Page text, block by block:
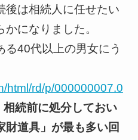
後は相続人に任せたい
になりました。
る40代以上の男女にう
html/rd/p/000000007.0
相続前に処分しておい
財道具」が最も多い回